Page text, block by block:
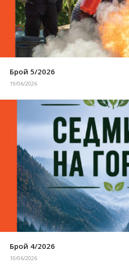
Брой 5/2026
19/06/2026
Брой 4/2026
10/06/2026